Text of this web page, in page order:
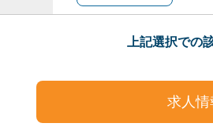
上記選択での